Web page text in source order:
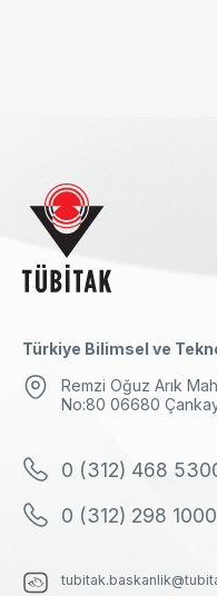
Türkiye Bilimsel ve
Remzi Oğuz Arık
No:80 06680
0 (312) 468
0 (312) 298 1000